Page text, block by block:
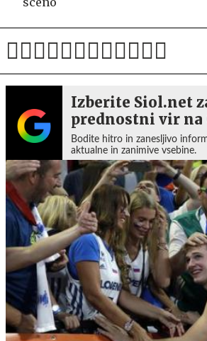
Izberite Siol.net
prednostni vir na
Bodite hitro in zanesljivo
aktualne in zanimive vsebine.